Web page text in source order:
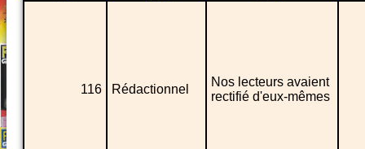
116 Rédactionnel
Nos lecteurs avaient
rectifié d'eux-mêmes